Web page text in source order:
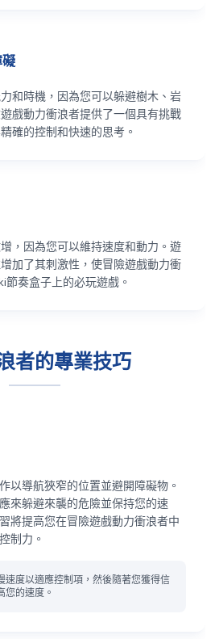
和時機，因為您可以躲避樹木、岩
戲動力衝浪者提供了一個具有挑戰
確的控制和快速的思考。
，因為您可以維持速度和動力。遊
加了其刺激性，使冒險遊戲動力衝
奏盒子上的必玩遊戲。
者的專業技巧
以導航狹窄的位置並避開障礙物。
來躲避來襲的危險並保持您的速
將提高您在冒險遊戲動力衝浪者中
制力。
速度以適應控制項，然後隨著您獲得信
您的速度。